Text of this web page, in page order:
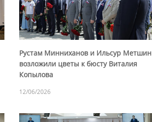
Рустам Минниханов и Ильсур Метшин
возложили цветы к бюсту Виталия
Копылова
12/06/2026